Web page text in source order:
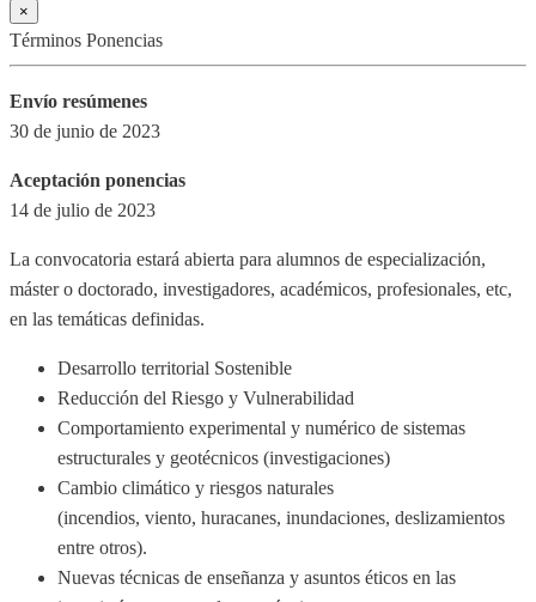
×
Términos Ponencias
Envío resúmenes
30 de junio de 2023
Aceptación ponencias
14 de julio de 2023
La convocatoria estará abierta para alumnos de especialización,
máster o doctorado, investigadores, académicos, profesionales, etc,
en las temáticas definidas.
Desarrollo territorial Sostenible
Reducción del Riesgo y Vulnerabilidad
Comportamiento experimental y numérico de sistemas
estructurales y geotécnicos (investigaciones)
Cambio climático y riesgos naturales
(incendios, viento, huracanes, inundaciones, deslizamientos
entre otros).
Nuevas técnicas de enseñanza y asuntos éticos en las